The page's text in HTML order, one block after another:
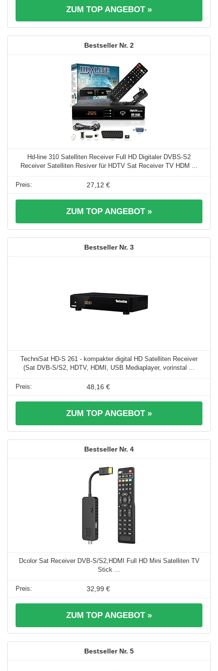
ZUM TOP ANGEBOT »
2
Hd-line 310 Satelliten Receiver Full HD Digitaler DVBS-S2
Receiver Satelliten Resiver für HDTV Sat Receiver TV HDM ...
27,12 €
ZUM TOP ANGEBOT »
3
TechniSat HD-S 261 - kompakter digital HD Satelliten Receiver
(Sat DVB-S/S2, HDTV, HDMI, USB Mediaplayer, vorinstal ...
48,16 €
ZUM TOP ANGEBOT »
4
Dcolor Sat Receiver DVB-S/S2,HDMI Full HD Mini Satelliten TV
Stick ...
32,99 €
ZUM TOP ANGEBOT »
5